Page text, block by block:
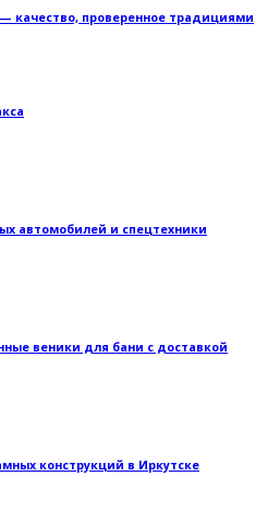
качество, проверенное традициями
автомобилей и спецтехники
веники для бани с доставкой
конструкций в Иркутске